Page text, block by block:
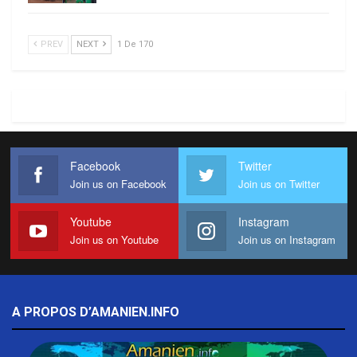
PREV NEXT 1 De 170
Facebook
Join us on Facebook
Twitter
Join us on Twitter
Youtube
Join us on Youtube
Instagram
Join us on Instagram
A PROPOS D’AMANIEN.INFO